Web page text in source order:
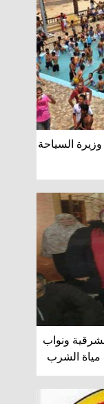
وزيرة السياحة
ونواب
مياة الشرب